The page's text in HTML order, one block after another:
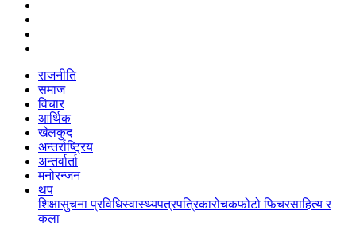
राजनीति
समाज
विचार
आर्थिक
खेलकुद
अन्तर्राष्ट्रिय
अन्तर्वार्ता
मनोरन्जन
थप
शिक्षासुचना प्रविधिस्वास्थ्यपत्रपत्रिकारोचकफोटो फिचरसाहित्य र
कला